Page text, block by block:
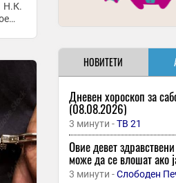
Н.К.
НОВИТЕТИ
Дневен хороскоп за
(08.08.2026)
3 минути -ТВ 21
Овие девет здравствени
може да се влошат ако
3 минути -Слободен